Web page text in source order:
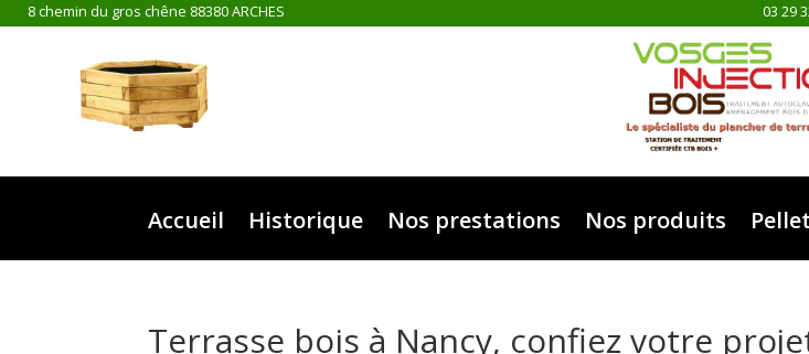
8 chemin du gros chêne 88380 ARCHES 03 29
Accueil Historique Nos prestations Nos produits
Terrasse bois à Nancy, confiez votre